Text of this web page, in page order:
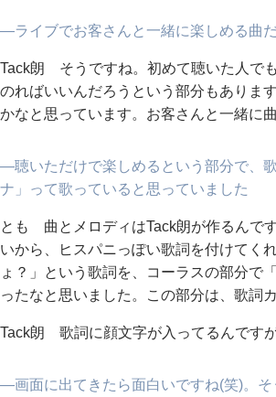
―ライブでお客さんと一緒に楽しめる曲
Tack朗 そうですね。初めて聴いた人で
のればいいんだろうという部分もありま
かなと思っています。お客さんと一緒に
―聴いただけで楽しめるという部分で、
ナ」って歌っていると思っていました
とも 曲とメロディはTack朗が作るんで
いから、ヒスパニっぽい歌詞を付けてく
ょ？」という歌詞を、コーラスの部分で
ったなと思いました。この部分は、歌詞
Tack朗 歌詞に顔文字が入ってるんです
―画面に出てきたら面白いですね(笑)。